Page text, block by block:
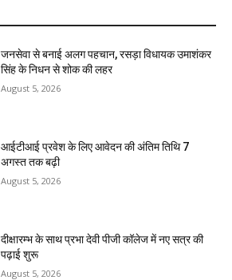
जनसेवा से बनाई अलग पहचान, रसड़ा विधायक उमाशंकर
सिंह के निधन से शोक की लहर
August 5, 2026
आईटीआई प्रवेश के लिए आवेदन की अंतिम तिथि 7
अगस्त तक बढ़ी
August 5, 2026
दीक्षारम्भ के साथ प्रभा देवी पीजी कॉलेज में नए सत्र की
पढ़ाई शुरू
August 5, 2026